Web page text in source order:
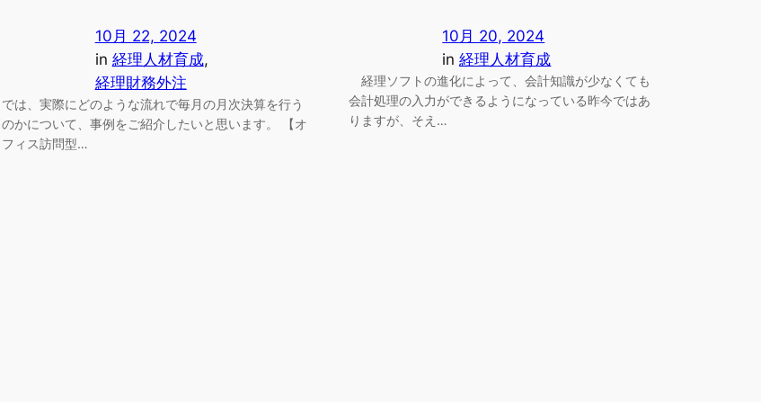
10月 22, 2024
in 経理人材育成
経理財務外注
では、実際にどのような流れで毎月の月次決算を行う
のかについて、事例をご紹介したいと思います。 【オ
フィス訪問型…
10月 20, 2024
in経理人材育成
経理ソフトの進化によって、会計知識が少なくても
会計処理の入力ができるようになっている昨今ではあ
りますが、そえ…